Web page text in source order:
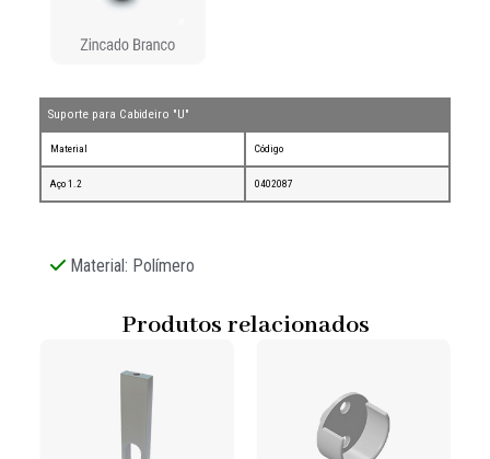
Suporte para Cabideiro "U"
Material Código
Aço 1.2 0402087
Material: Polímero
Produtos relacionados